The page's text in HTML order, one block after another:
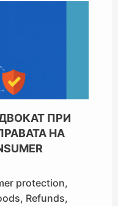
ПРИ
НА
protection,
, Refunds,